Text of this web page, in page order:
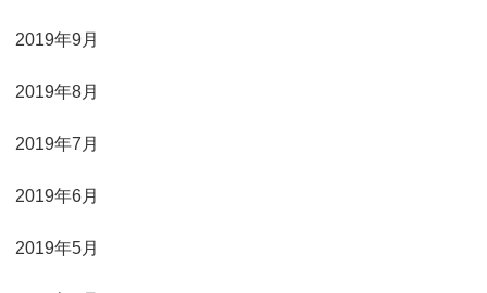
2019年9月
2019年8月
2019年7月
2019年6月
2019年5月